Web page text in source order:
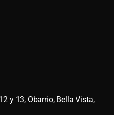
y 13, Obarrio, Bella Vista,